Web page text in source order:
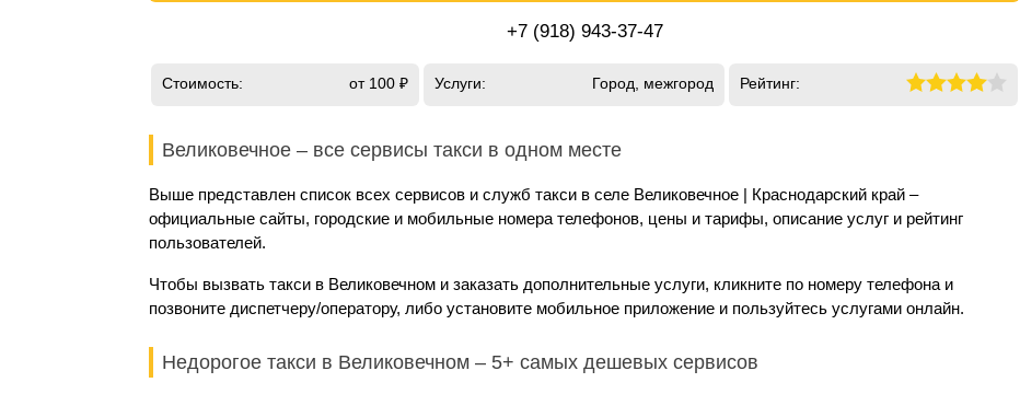
+7 (918) 943-37-47
Стоимость: от 100 ₽ Услуги: Город, межгород Рейтинг:
Великовечное – все сервисы такси в одном месте
Выше представлен список всех сервисов и служб такси в селе Великовечное | Краснодарский край –
официальные сайты, городские и мобильные номера телефонов, цены и тарифы, описание услуг и рейтинг
пользователей.
Чтобы вызвать такси в Великовечном и заказать дополнительные услуги, кликните по номеру телефона и
позвоните диспетчеру/оператору, либо установите мобильное приложение и пользуйтесь услугами онлайн.
Недорогое такси в Великовечном – 5+ самых дешевых сервисов